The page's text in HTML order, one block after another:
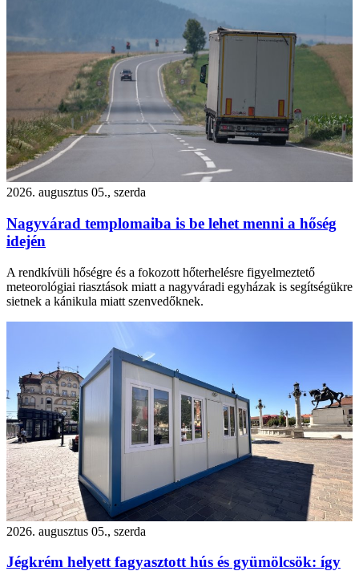
2026. augusztus 05., szerda
Nagyvárad templomaiba is be lehet menni a hőség
idején
A rendkívüli hőségre és a fokozott hőterhelésre figyelmeztető
meteorológiai riasztások miatt a nagyváradi egyházak is segítségükre
sietnek a kánikula miatt szenvedőknek.
2026. augusztus 05., szerda
Jégkrém helyett fagyasztott hús és gyümölcsök: így